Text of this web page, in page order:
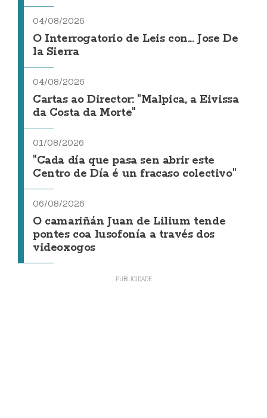
04/08/2026
O Interrogatorio de Leis con... Jose De
la Sierra
04/08/2026
Cartas ao Director: "Malpica, a Eivissa
da Costa da Morte"
01/08/2026
"Cada día que pasa sen abrir este
Centro de Día é un fracaso colectivo"
06/08/2026
O camariñán Juan de Lilium tende
pontes coa lusofonía a través dos
videoxogos